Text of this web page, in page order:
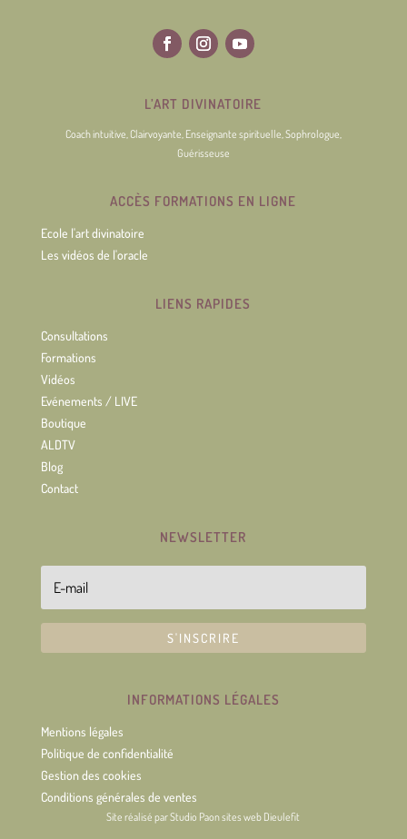
L’ART DIVINATOIRE
Coach intuitive, Clairvoyante, Enseignante spirituelle, Sophrologue,
Guérisseuse
ACCÈS FORMATIONS EN LIGNE
Ecole l'art divinatoire
Les vidéos de l'oracle
LIENS RAPIDES
Consultations
Formations
Vidéos
Evénements / LIVE
Boutique
ALDTV
Blog
Contact
NEWSLETTER
S'INSCRIRE
INFORMATIONS LÉGALES
Mentions légales
Politique de confidentialité
Gestion des cookies
Conditions générales de ventes
Site réalisé parStudio Paon sites web Dieulefit